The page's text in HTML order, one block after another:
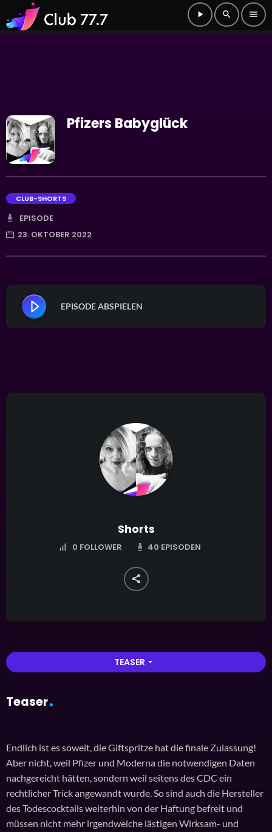
play_arrow search menu
Pfizers Babyglück
CLUB-SHORTS
EPISODE
23. OKTOBER 2022
EPISODE ABSPIELEN
Shorts
0 FOLLOWER 40 EPISODEN
TEASER arrow_drop_down
Teaser
Endlich ist es soweit, die Giftspritze hat die finale Zulassung!
Aber nicht, weil Pfizer und Moderna die notwendigen Daten
nachgereicht hätten, sondern weil seitens des CDC ein
rechtlicher Trick angewandt wurde. So sind auch die Hersteller
des Todescocktails weiterhin von der Haftung befreit und
müssen nicht mehr irgendwelche lästigen Wirksam- und